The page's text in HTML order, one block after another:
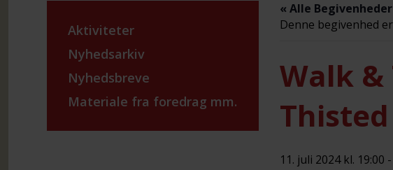
« Alle Begivenheder
Denne begivenhed
Walk &
Thisted
11. juli 2024 kl. 19:00 -
Aktiviteter
Nyhedsarkiv
Nyhedsbreve
Materiale fra foredrag mm.